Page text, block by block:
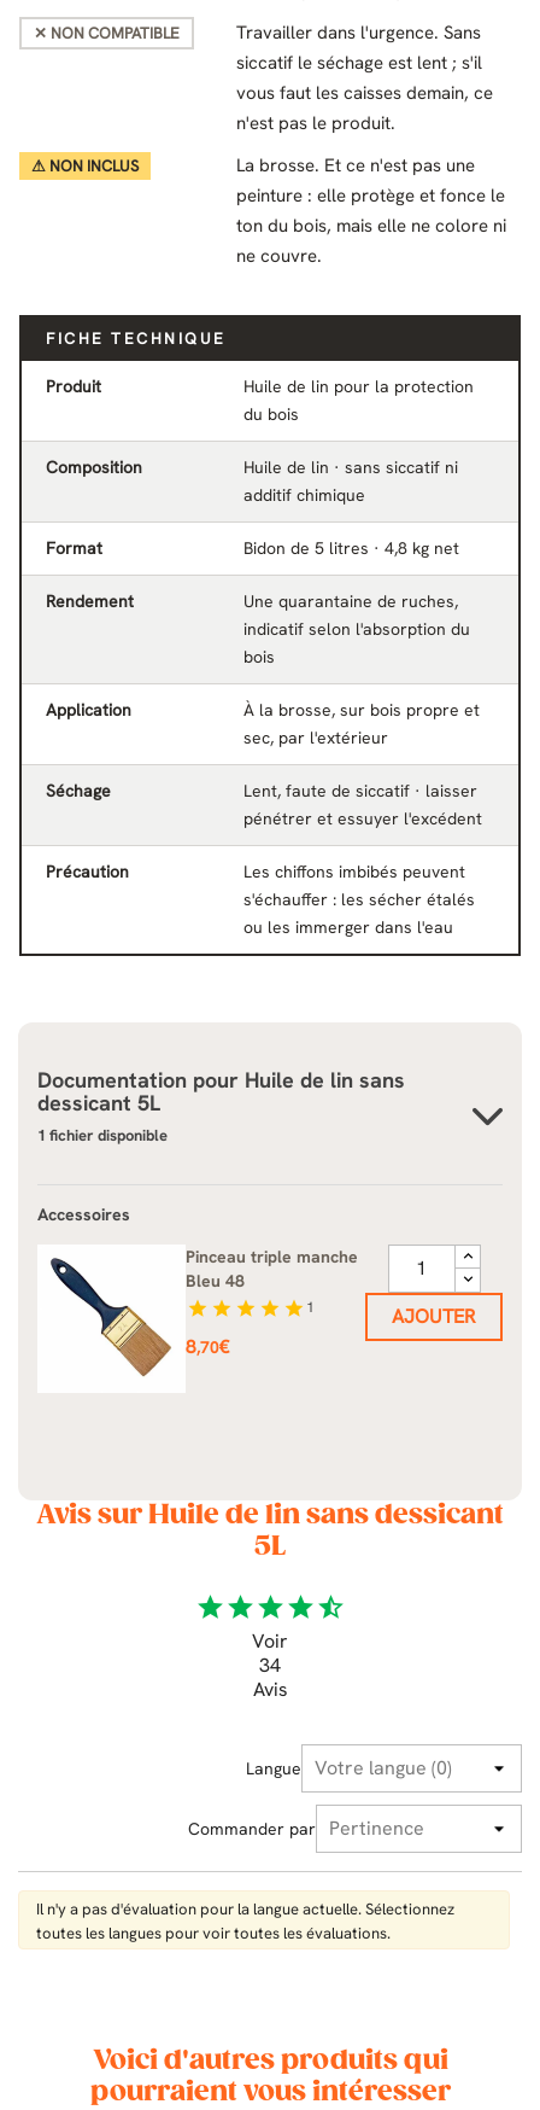
✕ NON COMPATIBLE
Travailler dans l'urgence. Sans
siccatif le séchage est lent ; s'il
vous faut les caisses demain, ce
n'est pas le produit.
⚠ NON INCLUS
La brosse. Et ce n'est pas une
peinture : elle protège et fonce le
ton du bois, mais elle ne colore ni
ne couvre.
FICHE TECHNIQUE
Produit
Huile de lin pour la protection
du bois
Composition
Huile de lin · sans siccatif ni
additif chimique
Format Bidon de 5 litres · 4,8 kg net
Rendement
Une quarantaine de ruches,
indicatif selon l'absorption du
bois
Application
À la brosse, sur bois propre et
sec, par l'extérieur
Séchage
Lent, faute de siccatif · laisser
pénétrer et essuyer l'excédent
Précaution
Les chiffons imbibés peuvent
s'échauffer : les sécher étalés
ou les immerger dans l'eau
Documentation pour Huile de lin sans
dessicant 5L
1 fichier disponible
Accessoires
Pinceau triple manche
Bleu 48
star star star star star 1
Prix
8,70€
AJOUTER
Avis sur Huile de lin sans dessicant
5L
starstarstarstarstar_half
Voir
34
Avis
Langue
Commander par
Il n'y a pas d'évaluation pour la langue actuelle. Sélectionnez
toutes les langues pour voir toutes les évaluations.
Voici d'autres produits qui
pourraient vous intéresser